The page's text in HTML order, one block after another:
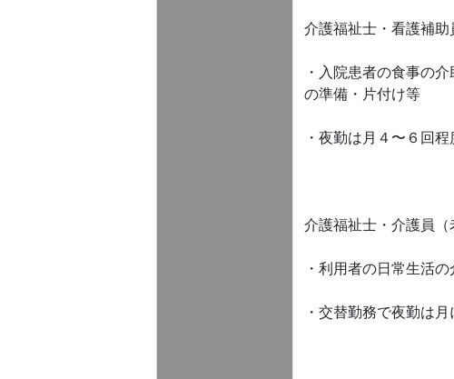
介護福祉士・看護補助
・入院患者の食事の
の準備・片付け等
・夜勤は月４〜６回
介護福祉士・介護員（
・利用者の日常生活
・交替勤務で夜勤は月